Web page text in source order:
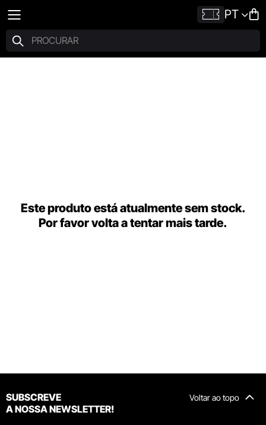
PT
Este produto está atualmente sem stock.
Por favor volta a tentar mais tarde.
Voltar ao topo
SUBSCREVE
A NOSSA NEWSLETTER!